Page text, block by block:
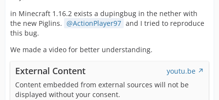
in Minecraft 1.16.2 exists a dupingbug in the nether with
the new Piglins.
ActionPlayer97 and I tried to reproduce
this bug.
We made a video for better understanding.
External Content
youtu.be
Content embedded from external sources will not be
displayed without your consent.